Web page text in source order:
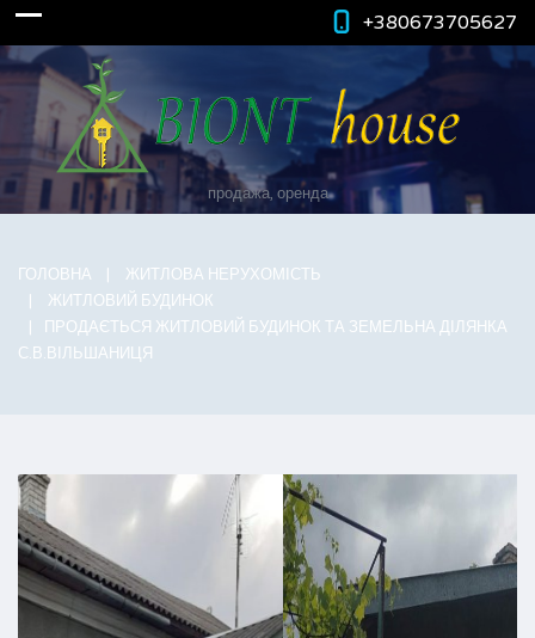
+380673705627
продажа, оренда
ГОЛОВНА
ЖИТЛОВА НЕРУХОМІСТЬ
ЖИТЛОВИЙ БУДИНОК
ПРОДАЄТЬСЯ ЖИТЛОВИЙ БУДИНОК ТА ЗЕМЕЛЬНА ДІЛЯНКА
С.В.ВІЛЬШАНИЦЯ